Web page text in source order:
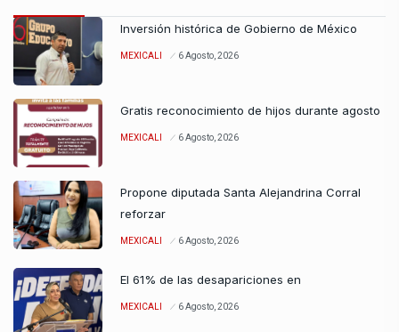
Inversión histórica de Gobierno de México
MEXICALI 6 Agosto, 2026
Gratis reconocimiento de hijos durante agosto
MEXICALI 6 Agosto, 2026
Propone diputada Santa Alejandrina Corral
reforzar
MEXICALI 6 Agosto, 2026
El 61% de las desapariciones en
MEXICALI 6 Agosto, 2026